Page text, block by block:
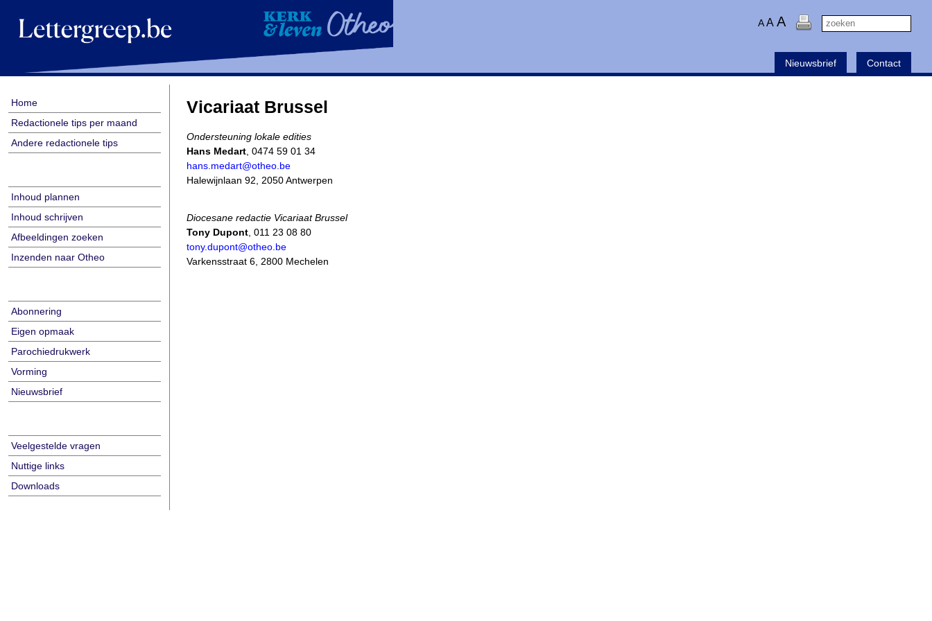
A A A
Nieuwsbrief Contact
Home
Redactionele tips per maand
Andere redactionele tips
Inhoud plannen
Inhoud schrijven
Afbeeldingen zoeken
Inzenden naar Otheo
Abonnering
Eigen opmaak
Parochiedrukwerk
Vorming
Nieuwsbrief
Veelgestelde vragen
Nuttige links
Downloads
Vicariaat Brussel
Ondersteuning lokale edities
Hans Medart , 0474 59 01 34
hans.medart@otheo.be
Halewijnlaan 92, 2050 Antwerpen
Diocesane redactie Vicariaat Brussel
Tony Dupont , 011 23 08 80
tony.dupont@otheo.be
Varkensstraat 6, 2800 Mechelen